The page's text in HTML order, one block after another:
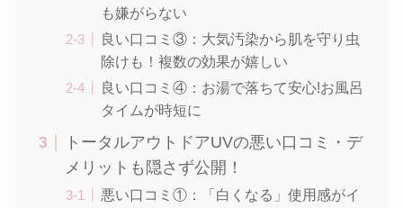
も嫌がらない
良い口コミ③：大気汚染から肌を守り虫
除けも！複数の効果が嬉しい
良い口コミ④：お湯で落ちて安心!お風呂
タイムが時短に
トータルアウトドアUVの悪い口コミ・デ
メリットも隠さず公開！
悪い口コミ①：「白くなる」使用感がイ